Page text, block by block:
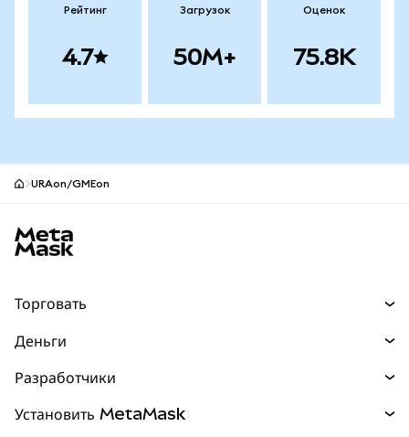
Рейтинг
4.7
Загрузок
50M+
Оценок
75.8K
URAon/GMEon
Торговать
Прогнозы
Перпы НОВИНКА
Деньги
mUSD
Разработчики
Установить MetaMask